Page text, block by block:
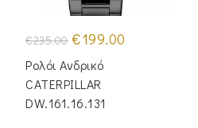
€235.00 Original
price
was:
€235.00.
€199.00
Ρολόι Ανδρικό
CATERPILLAR
DW.161.16.131